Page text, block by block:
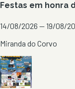
Festas em honra
14/08/2026 — 19/08/
Miranda do Corvo